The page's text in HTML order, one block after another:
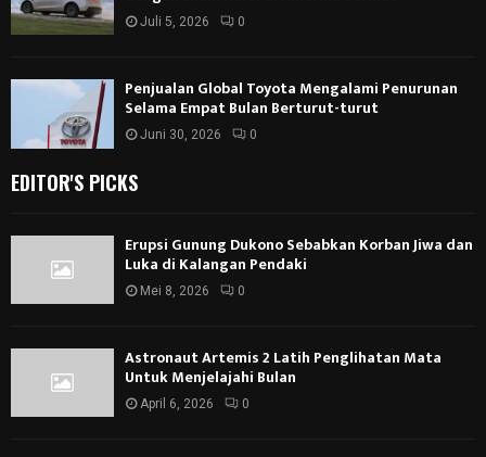
Juli 5, 2026 0
Penjualan Global Toyota Mengalami Penurunan
Selama Empat Bulan Berturut-turut
Juni 30, 2026 0
EDITOR'S PICKS
Erupsi Gunung Dukono Sebabkan Korban Jiwa dan
Luka di Kalangan Pendaki
Mei 8, 2026 0
Astronaut Artemis 2 Latih Penglihatan Mata
Untuk Menjelajahi Bulan
April 6, 2026 0